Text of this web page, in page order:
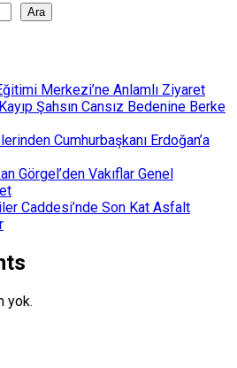
Ara
Merkezi’ne Anlamlı Ziyaret
Şahsın Cansız Bedenine Berke
Cumhurbaşkanı Erdoğan’a
Görgel’den Vakıflar Genel
Caddesi’nde Son Kat Asfalt
yok.